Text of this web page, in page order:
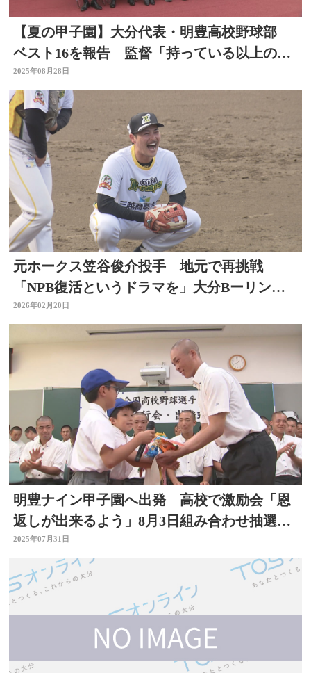
【夏の甲子園】大分代表・明豊高校野球部
ベスト16を報告 監督「持っている以上の力
を発揮できた」
2025年08月28日
元ホークス笠谷俊介投手 地元で再挑戦
「NPB復活というドラマを」大分Bーリング
スで初優勝目指す
2026年02月20日
明豊ナイン甲子園へ出発 高校で激励会「恩
返しが出来るよう」8月3日組み合わせ抽選
会 大分
2025年07月31日